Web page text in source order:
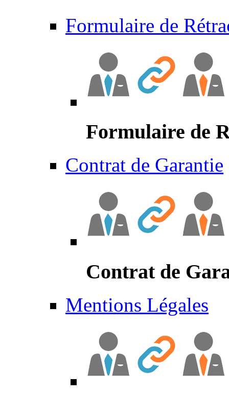
Formulaire de
Formulaire de
Contrat de Garantie
Contrat de
Mentions Légales